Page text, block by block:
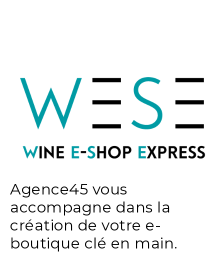
Agence45 vous
accompagne dans la
création de votre e-
boutique clé en main.